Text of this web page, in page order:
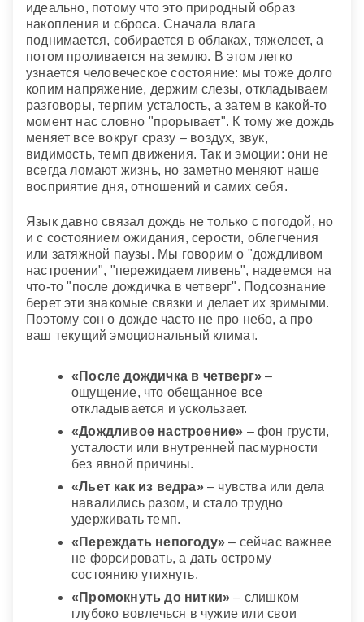
идеально, потому что это природный образ
накопления и сброса. Сначала влага
поднимается, собирается в облаках, тяжелеет, а
потом проливается на землю. В этом легко
узнается человеческое состояние: мы тоже долго
копим напряжение, держим слезы, откладываем
разговоры, терпим усталость, а затем в какой-то
момент нас словно "прорывает". К тому же дождь
меняет все вокруг сразу – воздух, звук,
видимость, темп движения. Так и эмоции: они не
всегда ломают жизнь, но заметно меняют наше
восприятие дня, отношений и самих себя.
Язык давно связал дождь не только с погодой, но
и с состоянием ожидания, серости, облегчения
или затяжной паузы. Мы говорим о "дождливом
настроении", "пережидаем ливень", надеемся на
что-то "после дождичка в четверг". Подсознание
берет эти знакомые связки и делает их зримыми.
Поэтому сон о дожде часто не про небо, а про
ваш текущий эмоциональный климат.
«После дождичка в четверг» –
ощущение, что обещанное все
откладывается и ускользает.
«Дождливое настроение» – фон грусти,
усталости или внутренней пасмурности
без явной причины.
«Льет как из ведра»– чувства или дела
навалились разом, и стало трудно
удерживать темп.
«Переждать непогоду» – сейчас важнее
не форсировать, а дать острому
состоянию утихнуть.
«Промокнуть до нитки» – слишком
глубоко вовлечься в чужие или свои